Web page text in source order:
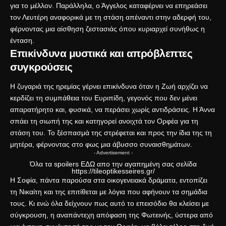
για το μέλλον. Παράλληλα, ο Άγγελος καταφέρνει να επηρεάσει
τον Λευτέρη αναφορικά με τη στάση απέναντι στην αδερφή του,
φέρνοντας μια αίσθηση ζεστασιάς όπου κυριαρχεί συνήθως η
ένταση.
Επικίνδυνα μυστικά και απρόβλεπτες
συγκρούσεις
Η ζυγαριά της ηρεμίας γέρνει επικίνδυνα όταν η Ζωή αρχίζει να
κερδίζει τη συμπάθεια του Ευριπίδη, γεγονός που δεν μένει
απαρατήρητο και, φυσικά, να περάσει χωρίς αντιδράσεις. Η Άννα
σπάει τη σιωπή της και κατηγορεί ανοιχτά τον Ορφέα για τη
στάση του. Το ξέσπασμά της στρέφεται και προς την ίδια της τη
μητέρα, φέρνοντας στο φως μια άβυσσο συναισθημάτων.
- Advertisement -
Όλα τα spoilers ΕΔΩαπο την αγαπημένη σας σελίδα
https://tileoptikesseires.gr/
Η Σοφία, πάντα παρούσα στα οικογενειακά δράματα, εντοπίζει
τη Νικαίτη και της επιτίθεται με λόγια που αφήνουν τα σημάδια
τους. Κι ενώ όλα δείχνουν πως αυτό το επεισόδιο θα κλείσει με
σύγκρουση, η αναπάντεχη απόφαση της Φωτεινής, ύστερα από